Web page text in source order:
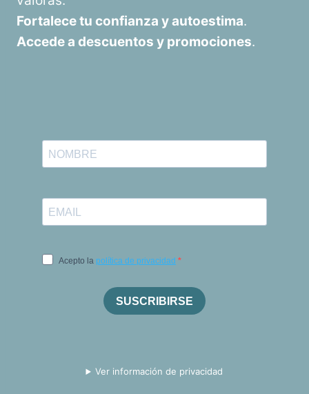
Fortalece tu confianza y autoestima.
Accede a descuentos y promociones.
Ver información de privacidad